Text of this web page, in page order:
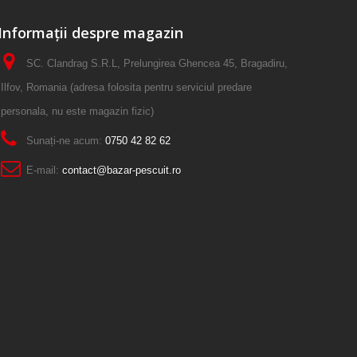
Informații despre magazin
SC. Clandrag S.R.L, Prelungirea Ghencea 45, Bragadiru,
Ilfov, Romania (adresa folosita pentru serviciul predare
personala, nu este magazin fizic)
Sunați-ne acum: 0750 42 82 62
E-mail: contact@bazar-pescuit.ro